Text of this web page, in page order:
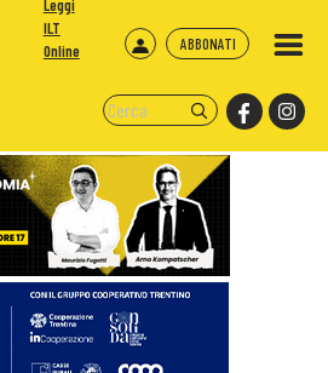
ABBONATI
Leggi
ILT
Online